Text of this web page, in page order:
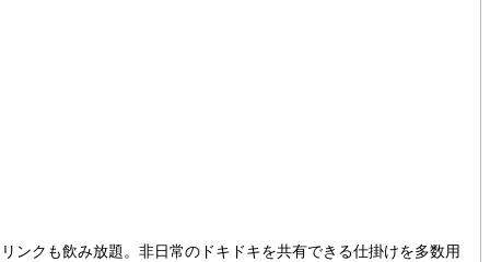
クも飲み放題。非日常のドキドキを共有できる仕掛けを多数用